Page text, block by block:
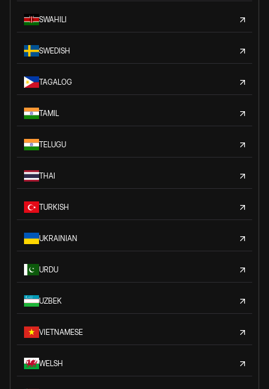
SWAHILI
SWEDISH
TAGALOG
TAMIL
TELUGU
THAI
TURKISH
UKRAINIAN
URDU
UZBEK
VIETNAMESE
WELSH